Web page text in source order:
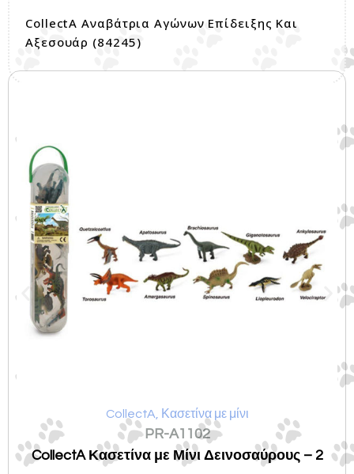
CollectA Αναβάτρια Αγώνων Επίδειξης Και
Αξεσουάρ (84245)
CollectA Κασετίνα με μίνι
PR-A1102
CollectA Κασετίνα με Μίνι Δεινοσαύρους – 2